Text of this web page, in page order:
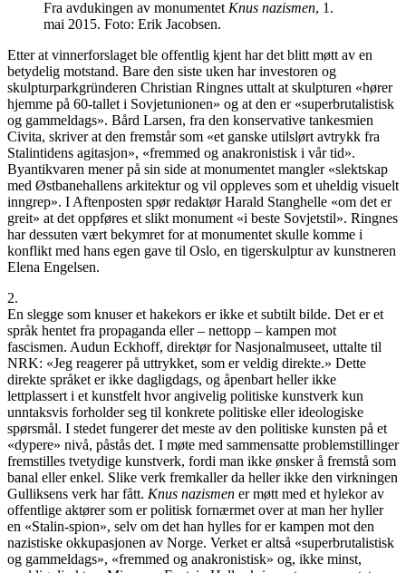
Fra avdukingen av monumentet Knus nazismen, 1.
mai 2015. Foto: Erik Jacobsen.
Etter at vinnerforslaget ble offentlig kjent har det blitt møtt av en
betydelig motstand. Bare den siste uken har investoren og
skulpturparkgründeren Christian Ringnes uttalt at skulpturen «hører
hjemme på 60-tallet i Sovjetunionen» og at den er «superbrutalistisk
og gammeldags». Bård Larsen, fra den konservative tankesmien
Civita, skriver at den fremstår som «et ganske utilslørt avtrykk fra
Stalintidens agitasjon», «fremmed og anakronistisk i vår tid».
Byantikvaren mener på sin side at monumentet mangler «slektskap
med Østbanehallens arkitektur og vil oppleves som et uheldig visuelt
inngrep». I Aftenposten spør redaktør Harald Stanghelle «om det er
greit» at det oppføres et slikt monument «i beste Sovjetstil». Ringnes
har dessuten vært bekymret for at monumentet skulle komme i
konflikt med hans egen gave til Oslo, en tigerskulptur av kunstneren
Elena Engelsen.
2.
En slegge som knuser et hakekors er ikke et subtilt bilde. Det er et
språk hentet fra propaganda eller – nettopp – kampen mot
fascismen. Audun Eckhoff, direktør for Nasjonalmuseet, uttalte til
NRK: «Jeg reagerer på uttrykket, som er veldig direkte.» Dette
direkte språket er ikke dagligdags, og åpenbart heller ikke
lettplassert i et kunstfelt hvor angivelig politiske kunstverk kun
unntaksvis forholder seg til konkrete politiske eller ideologiske
spørsmål. I stedet fungerer det meste av den politiske kunsten på et
«dypere» nivå, påstås det. I møte med sammensatte problemstillinger
fremstilles tvetydige kunstverk, fordi man ikke ønsker å fremstå som
banal eller enkel. Slike verk fremkaller da heller ikke den virkningen
Gulliksens verk har fått. Knus nazismen er møtt med et hylekor av
offentlige aktører som er politisk fornærmet over at man her hyller
en «Stalin-spion», selv om det han hylles for er kampen mot den
nazistiske okkupasjonen av Norge. Verket er altså «superbrutalistisk
og gammeldags», «fremmed og anakronistisk» og, ikke minst,